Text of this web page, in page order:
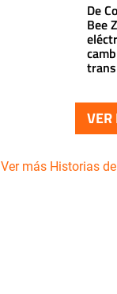
De
Bee
VER
Ver más Historias